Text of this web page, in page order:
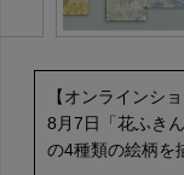
【オンラインシ
8月7日「花ふき
の4種類の絵柄を